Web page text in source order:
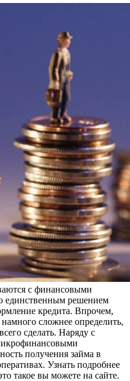
с финансовыми
единственным решением
кредита. Впрочем,
сложнее определить,
сделать. Наряду с
получения займа в
Узнать подробнее
такое вы можете на сайте.